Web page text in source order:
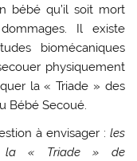
bébé qu’il soit mort
Il existe
biomécaniques
physiquement
la « Triade » des
Bébé Secoué.
à envisager : les
la « Triade » de